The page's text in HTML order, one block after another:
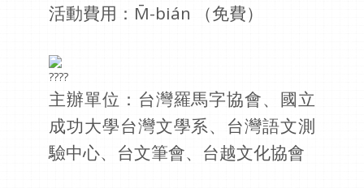
活動費用：M̄-bián （免費）
主辦單位：台灣羅馬字協會、國立
成功大學台灣文學系、台灣語文測
驗中心、台文筆會、台越文化協會